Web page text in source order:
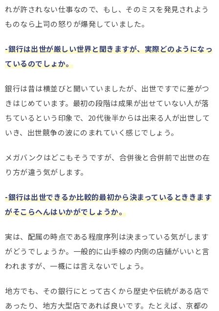
れが許されない仕事なので、もし、そのミスを発見されよう
ものなら上司の怒りが爆発していました。
-銀行は出世が厳しい世界と聞きますが、実際どのようになっ
ているのでしょか。
銀行は昔は横並びと聞いていましたが、出世ですでに差がつ
きはじめています。最初の段階は成果が出せていない人が落
ちているという印象で、20代後半からは出来る人が出世して
いき、出世競争の波にのまれていく感じでしょう。
メガバンクはどこもそうですが、合併後と合併前で出世の在
り方が違う気がします。
-銀行は出世できるか比較的最初から決まっているとききます
がそこらへんはいかがでしょうか。
実は、配属の時点である程度序列は決まっている気がします
がどうでしょうか。一般的に山手線の内側の店舗がいいと言
われますが、一概には言えないでしょう。
地方でも、その銀行にとって古くから歴史や伝統がある店で
あったり、地方大型店であれば良いです。たとえば、京都の